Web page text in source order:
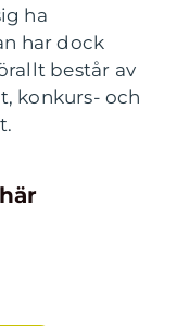
ha
har dock
består av
konkurs- och